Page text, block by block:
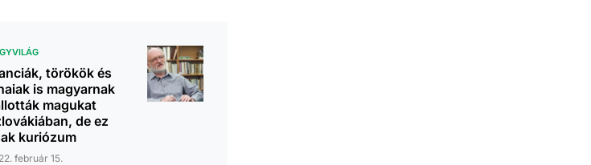
törökök és
is magyarnak
magukat
de ez
kuriózum
február 15.